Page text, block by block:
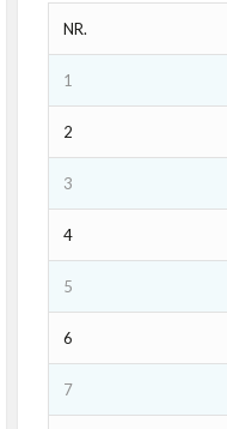
NR.
1
2
3
4
5
6
7